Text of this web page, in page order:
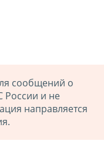
сообщений о
России и не
направляется